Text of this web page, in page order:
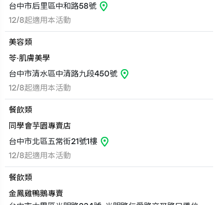
台中市后里區中和路58號
12/8起適用本活動
美容類
苓·肌膚美學
台中市清水區中清路九段450號
12/8起適用本活動
餐飲類
同學會芋園專賣店
台中市北區五常街21號1樓
12/8起適用本活動
餐飲類
金鳳雞鴨鵝專賣